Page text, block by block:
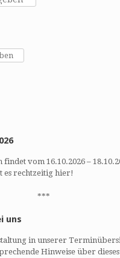
vom 16.10.2026 –
es rechtzeitig hier!
***
uns
in unserer
Hinweise über dieses